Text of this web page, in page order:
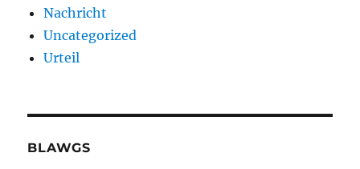
Nachricht
Uncategorized
Urteil
BLAWGS